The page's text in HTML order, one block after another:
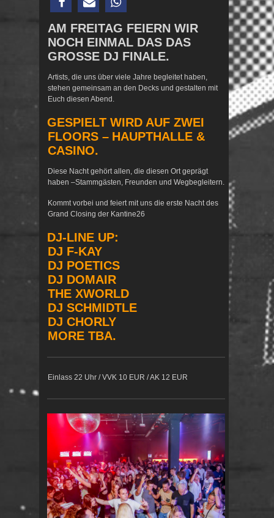
AM FREITAG FEIERN WIR
NOCH EINMAL DAS DAS
GROSSE DJ FINALE.
Artists, die uns über viele Jahre begleitet haben,
stehen gemeinsam an den Decks und gestalten mit
Euch diesen Abend.
GESPIELT WIRD AUF ZWEI
FLOORS – HAUPTHALLE &
CASINO.
Diese Nacht gehört allen, die diesen Ort geprägt
haben –Stammgästen, Freunden und Wegbegleitern.
Kommt vorbei und feiert mit uns die erste Nacht des
Grand Closing der Kantine26
DJ-LINE UP:
DJ F-KAY
DJ POETICS
DJ DOMAIR
THE XWORLD
DJ SCHMIDTLE
DJ CHORLY
MORE TBA.
Einlass 22 Uhr / VVK 10 EUR / AK 12 EUR